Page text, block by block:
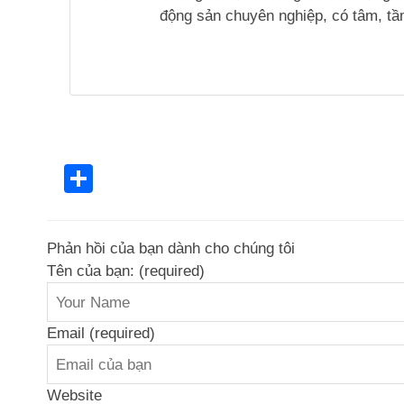
động sản chuyên nghiệp, có tâm,
Phản hồi của bạn dành cho chúng tôi
Tên của bạn: (required)
Email (required)
Website